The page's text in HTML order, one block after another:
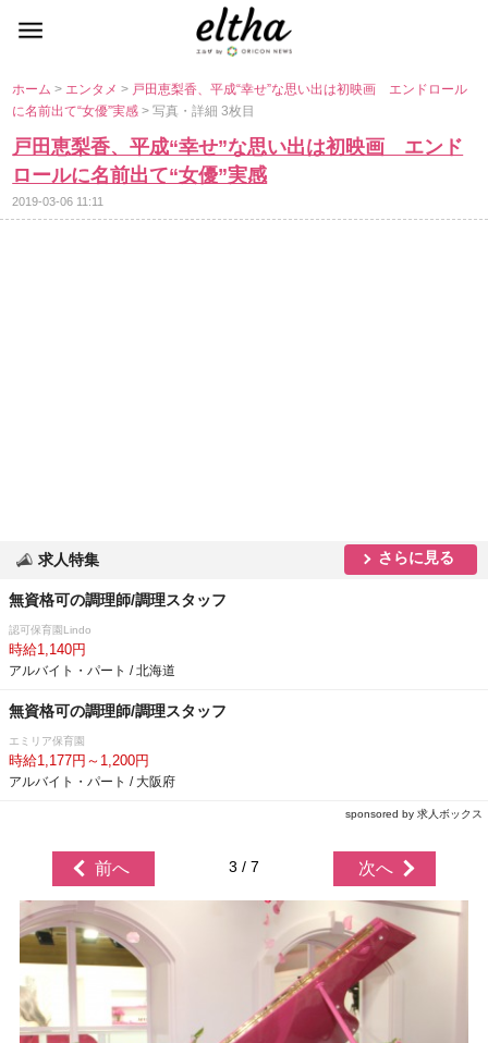
ホーム> エンタメ> 戸田恵梨香、平成“幸せ”な思い出は初映画 エンドロール
に名前出て“女優”実感> 写真・詳細 3枚目
戸田恵梨香、平成“幸せ”な思い出は初映画 エンド
ロールに名前出て“女優”実感
2019-03-06 11:11
求人特集 さらに見る
無資格可の調理師/調理スタッフ
認可保育園Lindo
時給1,140円
アルバイト・パート / 北海道
無資格可の調理師/調理スタッフ
エミリア保育園
時給1,177円～1,200円
アルバイト・パート / 大阪府
sponsored by 求人ボックス
前へ 3 / 7 次へ